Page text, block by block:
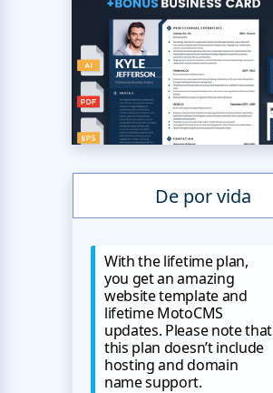
De por vida
With the lifetime plan,
you get an amazing
website template and
lifetime MotoCMS
updates. Please note that
this plan doesn’t include
hosting and domain
name support.